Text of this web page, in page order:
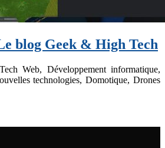
blog Geek & High Tech
Web, Développement informatique,
technologies, Domotique, Drones